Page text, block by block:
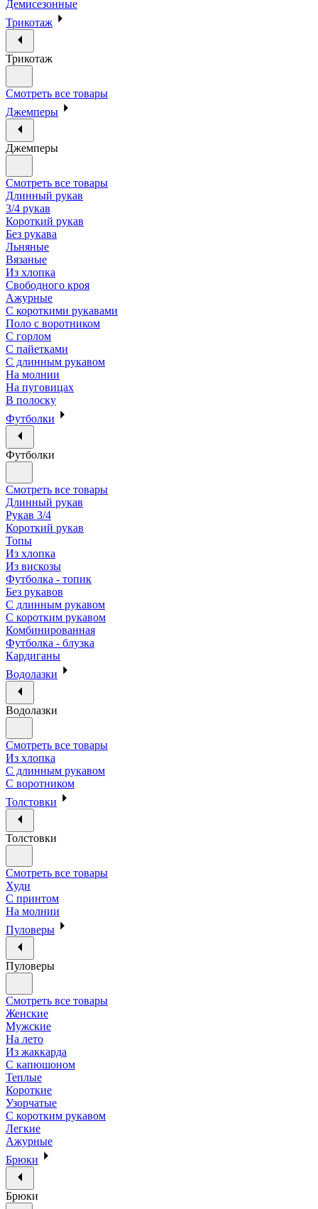
Демисезонные
Трикотаж
Трикотаж
Смотреть все товары
Джемперы
Джемперы
Смотреть все товары
Длинный рукав
3/4 рукав
Короткий рукав
Без рукава
Льняные
Вязаные
Из хлопка
Свободного кроя
Ажурные
С короткими рукавами
Поло с воротником
С горлом
С пайетками
С длинным рукавом
На молнии
На пуговицах
В полоску
Футболки
Футболки
Смотреть все товары
Длинный рукав
Рукав 3/4
Короткий рукав
Топы
Из хлопка
Из вискозы
Футболка - топик
Без рукавов
С длинным рукавом
С коротким рукавом
Комбинированная
Футболка - блузка
Кардиганы
Водолазки
Водолазки
Смотреть все товары
Из хлопка
С длинным рукавом
С воротником
Толстовки
Толстовки
Смотреть все товары
Худи
С принтом
На молнии
Пуловеры
Пуловеры
Смотреть все товары
Женские
Мужские
На лето
Из жаккарда
С капюшоном
Теплые
Короткие
Узорчатые
С коротким рукавом
Легкие
Ажурные
Брюки
Брюки